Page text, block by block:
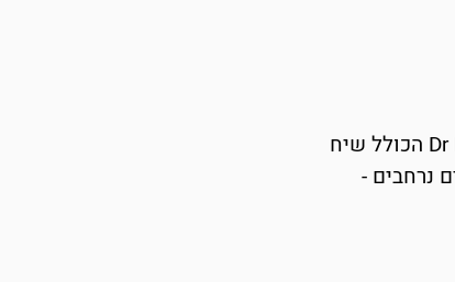
של Chris Hayes ו-Dr Robert Brockman הכולל שיח
נרחבים -